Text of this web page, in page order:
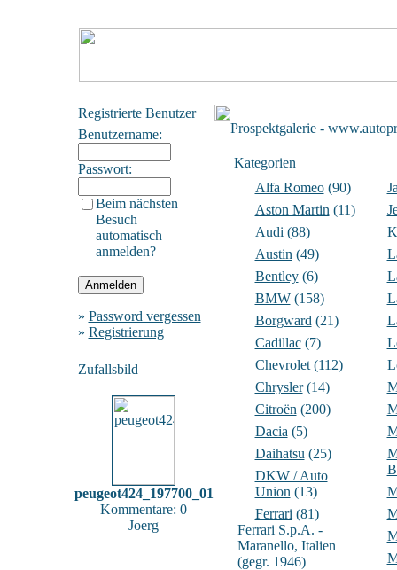
Registrierte Benutzer
Benutzername:
Passwort:
Beim nächsten
Besuch
automatisch
anmelden?
» Password vergessen
» Registrierung
Zufallsbild
peugeot424_197700_01
Kommentare: 0
Joerg
Prospektgalerie -
Kategorien
Alfa Romeo(90)
Aston Martin (11)
Audi (88)
Austin (49)
Bentley(6)
BMW(158)
Borgward (21)
Cadillac(7)
Chevrolet(112)
Chrysler(14)
Citroën (200)
Dacia (5)
Daihatsu (25)
DKW / Auto
Union (13)
Ferrari (81)
Ferrari S.p.A. -
Maranello, Italien
(gegr. 1946)